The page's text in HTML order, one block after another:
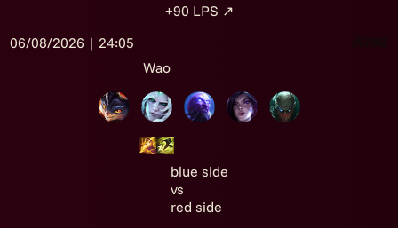
+90 LPS ↗
06/08/2026 | 24:05
Wao
blue side
vs
red side